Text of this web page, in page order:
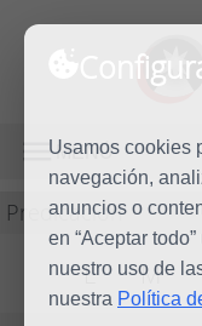
Usamos cookies
navegación,
anuncios o
en “Aceptar
nuestro uso de
nuestra Política
MENÚ
Predicación
L M